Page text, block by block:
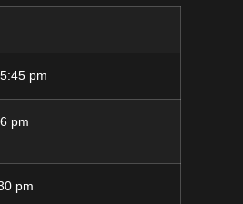
pm
pm
pm